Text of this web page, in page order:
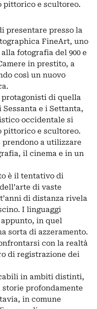
pittorico e scultoreo.
presentare presso la
FineArt, uno
fotografia del 900 e
in prestito, a
così un nuovo
protagonisti di quella
e i Settanta,
occidentale si
pittorico e scultoreo.
a utilizzare
il cinema e in un
è il tentativo di
di vaste
di distanza rivela
I linguaggi
in quel
sorta di azzeramento.
con la realtà
di registrazione dei
in ambiti distinti,
profondamente
in comune